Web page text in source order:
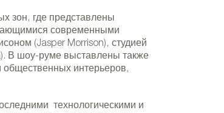
Шоу-рум Andreu World в
зон, где представлены
современными
(Jasper Morrison), студией
В шоу-руме выставлены также
общественных интерьеров,
технологическими и